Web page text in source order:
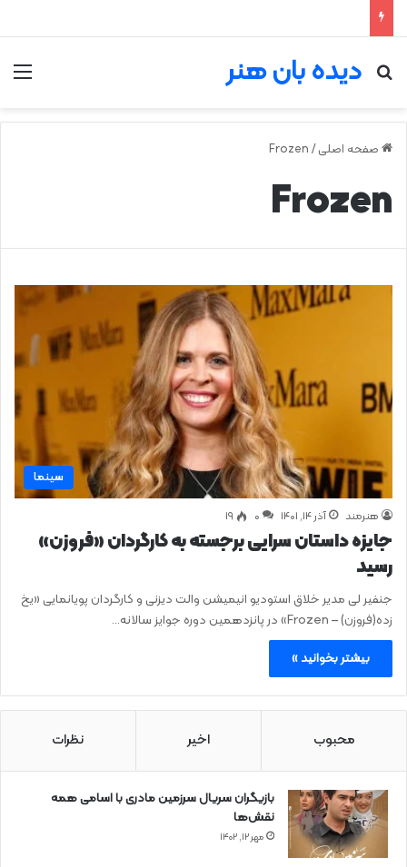
دیده بان هنر
جستجو برای
صفحه اصلی /
Frozen
Frozen
سینما
هنرمند آذر ۱۴, ۱۴۰۱ 0 ۱۹
جایزه داستان سرایی برجسته به کارگردان «فروزن»
رسید
جنفیر لی مدیر خلاق استودیو انیمیشن والت دیزنی و کارگردان پویانمایی «یخ
زده(فروزن) – Frozen» در پانزدهمین دوره جوایز سالانه…
بیشتر بخوانید »
محبوب اخیر نظرات
بازیگران سریال سرزمین مادری با اسامی همه
نقش‌ها
مهر ۱۲, ۱۴۰۲